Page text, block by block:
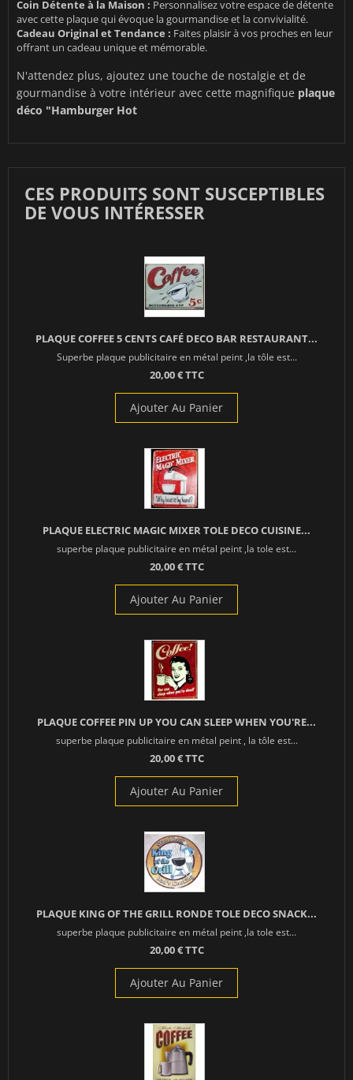
Coin Détente à la Maison : Personnalisez votre espace de détente
avec cette plaque qui évoque la gourmandise et la convivialité.
Cadeau Original et Tendance : Faites plaisir à vos proches en leur
offrant un cadeau unique et mémorable.
N'attendez plus, ajoutez une touche de nostalgie et de
gourmandise à votre intérieur avec cette magnifique plaque
déco "Hamburger Hot
CES PRODUITS SONT SUSCEPTIBLES
DE VOUS INTÉRESSER
PLAQUE COFFEE 5 CENTS CAFÉ DECO BAR RESTAURANT...
Superbe plaque publicitaire en métal peint ,la tôle est...
20,00 € TTC
Ajouter Au Panier
PLAQUE ELECTRIC MAGIC MIXER TOLE DECO CUISINE...
superbe plaque publicitaire en métal peint ,la tole est...
20,00 € TTC
Ajouter Au Panier
PLAQUE COFFEE PIN UP YOU CAN SLEEP WHEN YOU'RE...
superbe plaque publicitaire en métal peint , la tôle est...
20,00 € TTC
Ajouter Au Panier
PLAQUE KING OF THE GRILL RONDE TOLE DECO SNACK...
superbe plaque publicitaire en métal peint ,la tole est...
20,00 € TTC
Ajouter Au Panier